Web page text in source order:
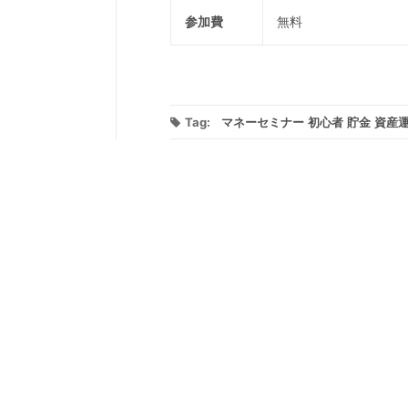
参加費 無料
Tag: マネーセミナー 初心者 貯金 資産